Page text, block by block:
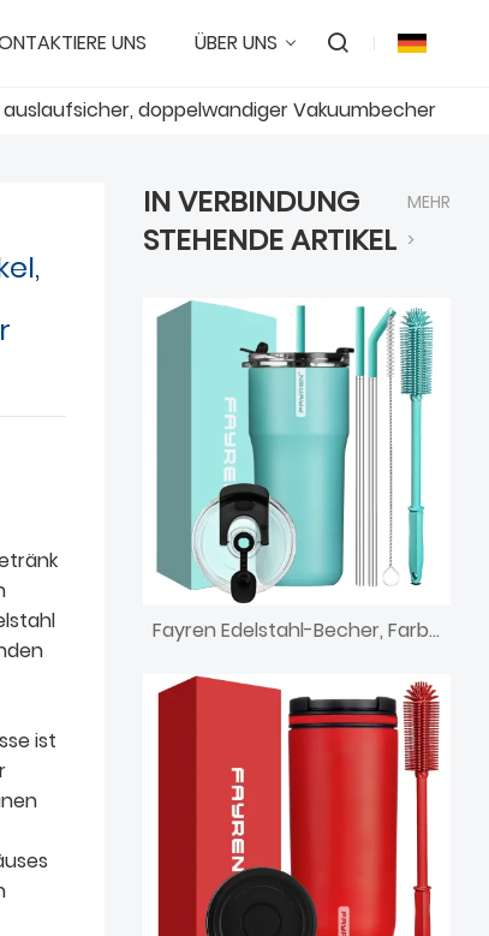
UNS ÜBER UNS
doppelwandiger Vakuumbecher
ist
IN VERBINDUNG
STEHENDE ARTIKEL
MEHR
>
Fayren Edelstahl-Becher, Farbblock, isolierter Becher mit Deckel und Strohhalm, doppelwandiger Reise-Kaffeebecher